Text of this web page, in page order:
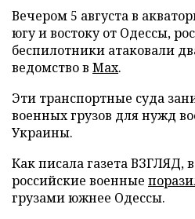
Вечером 5 августа в
югу и востоку от Одессы,
беспилотники атаковали
ведомство в Max.
Эти транспортные суда
военных грузов для нужд
Украины.
Как писала газета ВЗГЛЯД,
российские военные
грузами южнее Одессы.